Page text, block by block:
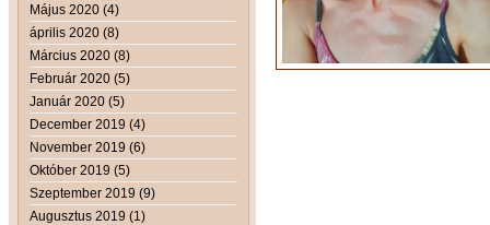
Május 2020 (4)
április 2020 (8)
Március 2020 (8)
Február 2020 (5)
Január 2020 (5)
December 2019 (4)
November 2019 (6)
Október 2019 (5)
Szeptember 2019 (9)
Augusztus 2019 (1)